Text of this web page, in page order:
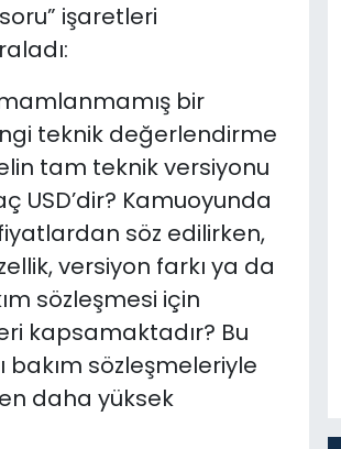
işaretleri
bir
teknik değerlendirme
tam teknik versiyonu
USD’dir? Kamuoyunda
söz edilirken,
versiyon farkı ya da
sözleşmesi için
kapsamaktadır? Bu
sözleşmeleriyle
daha yüksek